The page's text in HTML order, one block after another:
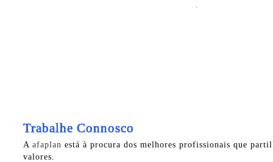
Trabalhe Connosco
A afaplan está à procura dos melhores profissionais que
valores.